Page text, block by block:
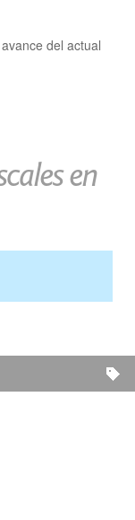
del actual
en